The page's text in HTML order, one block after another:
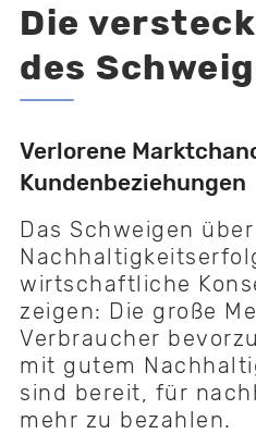
Die
des
Verlorene
Kundenbeziehungen
Das Schweigen über
wirtschaftliche
zeigen: Die große
Verbraucher
mit gutem
sind bereit, für
mehr zu bezahlen.